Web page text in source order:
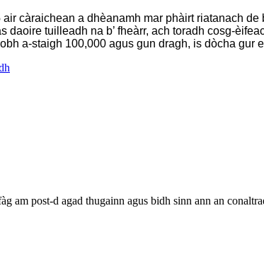
càraichean a dhèanamh mar phàirt riatanach
daoire tuilleadh na b’ fheàrr, ach toradh cosg-
a-staigh 100,000 agus gun dragh, is dòcha gur
am post-d agad thugainn agus bidh sinn ann an